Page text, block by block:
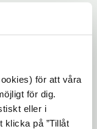
för att våra
för dig.
eller i
klicka på ”Tillåt
därför
möjligt,